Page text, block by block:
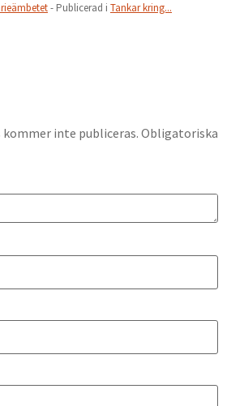
- Publicerad i Tankar kring...
kommer inte publiceras. Obligatoriska